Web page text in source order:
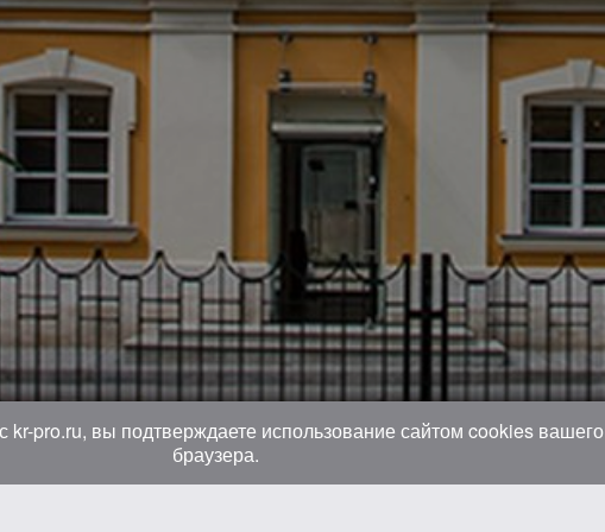
kr-pro.ru, вы подтверждаете использование сайтом cookies вашего
браузера.